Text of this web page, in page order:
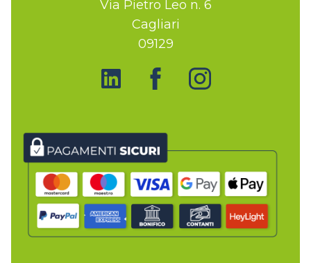
Via Pietro Leo n. 6
Cagliari
09129